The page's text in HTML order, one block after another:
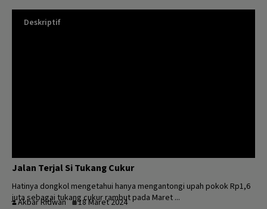
Deskriptif
Jalan Terjal Si Tukang Cukur
Hatinya dongkol mengetahui hanya mengantongi upah pokok Rp1,6
juta sebagai tukang cukur rambut pada Maret ...
Akbar Ridwan 18 Maret 2024